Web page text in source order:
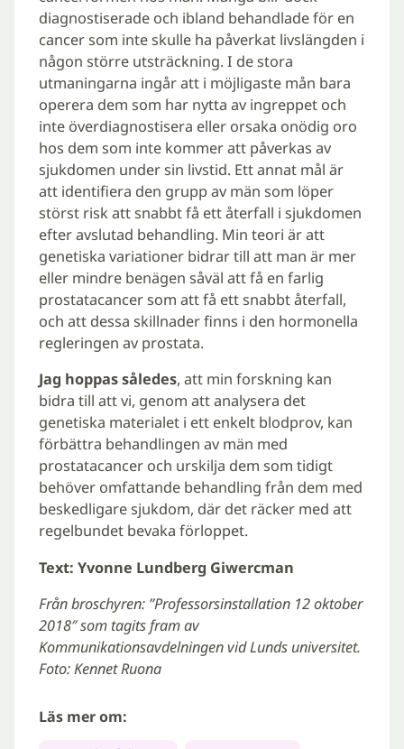
diagnostiserade och ibland behandlade för en
cancer som inte skulle ha påverkat livslängden i
någon större utsträckning. I de stora
utmaningarna ingår att i möjligaste mån bara
operera dem som har nytta av ingreppet och
inte överdiagnostisera eller orsaka onödig oro
hos dem som inte kommer att påverkas av
sjukdomen under sin livstid. Ett annat mål är
att identifiera den grupp av män som löper
störst risk att snabbt få ett återfall i sjukdomen
efter avslutad behandling. Min teori är att
genetiska variationer bidrar till att man är mer
eller mindre benägen såväl att få en farlig
prostatacancer som att få ett snabbt återfall,
och att dessa skillnader finns i den hormonella
regleringen av prostata.
Jag hoppas således, att min forskning kan
bidra till att vi, genom att analysera det
genetiska materialet i ett enkelt blodprov, kan
förbättra behandlingen av män med
prostatacancer och urskilja dem som tidigt
behöver omfattande behandling från dem med
beskedligare sjukdom, där det räcker med att
regelbundet bevaka förloppet.
Text: Yvonne Lundberg Giwercman
Från broschyren: ”Professorsinstallation 12 oktober
2018″ som tagits fram av
Kommunikationsavdelningen vid Lunds universitet.
Foto: Kennet Ruona
Läs mer om: